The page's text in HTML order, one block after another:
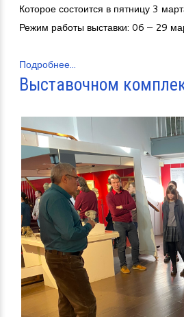
Которое состоится в пятницу 3
Режим работы выставки: 06 – 29
Подробнее...
Выставочном